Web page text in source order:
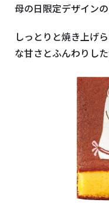
母の日限定デザイン
しっとりと焼き上げ
な甘さとふんわりした